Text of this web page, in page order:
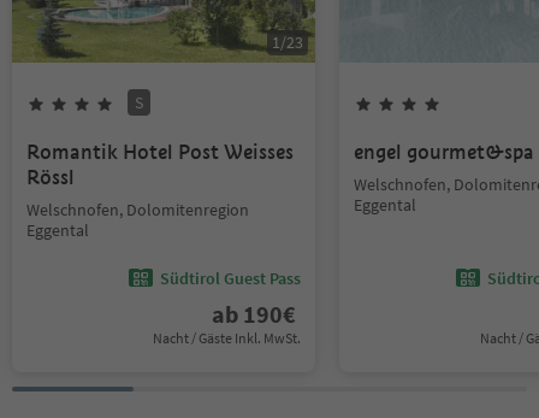
1/23
S
Romantik Hotel Post Weisses
Rössl
Welschnofen, Dolomitenregion
Eggental
Südtirol Guest Pass
ab 190€
Nacht / Gäste Inkl. MwSt.
engel gourmet&spa
Welschnofen,
Eggental
Nacht /